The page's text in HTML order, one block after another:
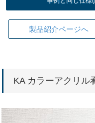
製品紹介ページへ
KA カラーアクリル